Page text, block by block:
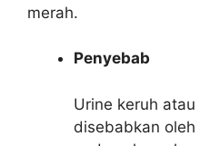
merah.
Penyebab
Urine keruh
disebabkan